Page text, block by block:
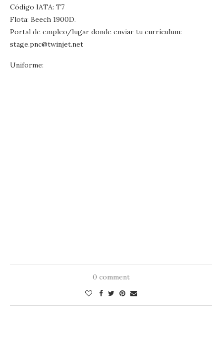
Código IATA: T7
Flota: Beech 1900D.
Portal de empleo/lugar donde enviar tu currículum:
stage.pnc@twinjet.net
Uniforme:
0 comment